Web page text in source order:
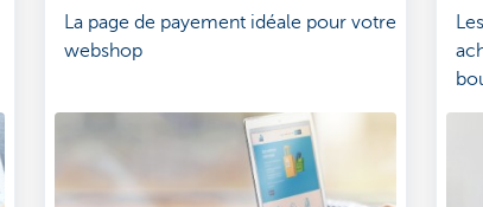
La page de payement idéale pour votre
webshop